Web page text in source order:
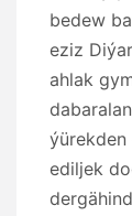
bedew
eziz
ahlak
ediljek